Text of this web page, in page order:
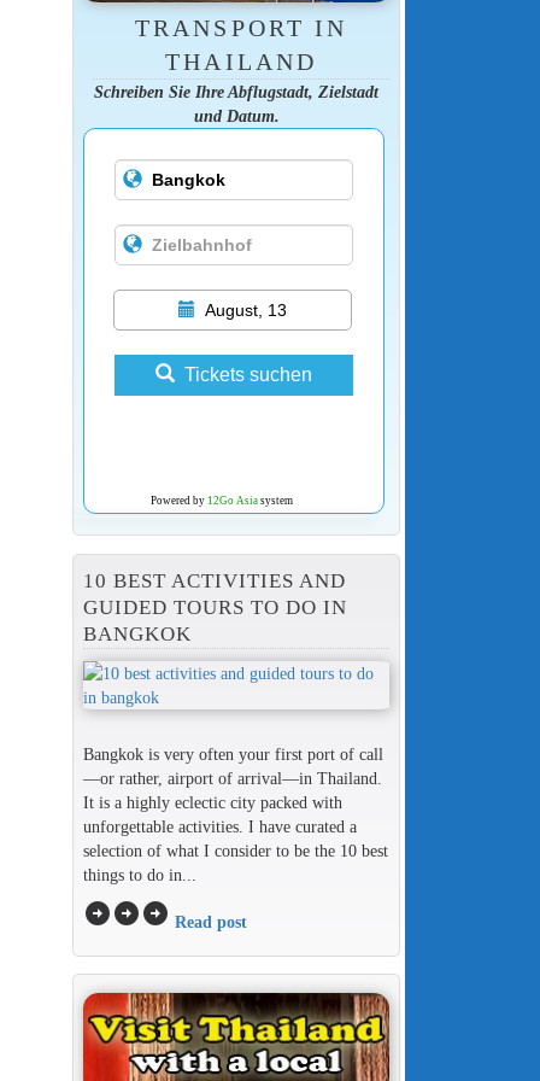
TRANSPORT IN
THAILAND
Schreiben Sie Ihre Abflugstadt, Zielstadt
und Datum.
August, 13
Tickets suchen
Powered by 12Go Asiasystem
10 BEST ACTIVITIES AND
GUIDED TOURS TO DO IN
BANGKOK
Bangkok is very often your first port of call
—or rather, airport of arrival—in Thailand.
It is a highly eclectic city packed with
unforgettable activities. I have curated a
selection of what I consider to be the 10 best
things to do in...
arrow_circle_rightarrow_circle_rightarrow_circle_right Read post